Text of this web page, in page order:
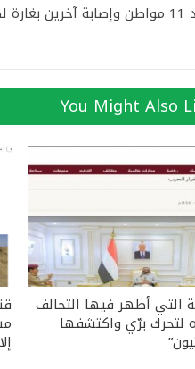
استشهاد 11 مواطن وإصابة آخرين
You Might Also
التي أظهر فيها التحالف
لتحرك برّي واكتشفها